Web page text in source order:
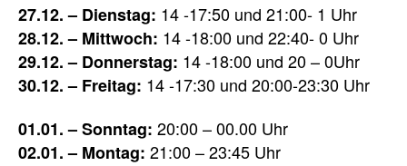
27.12. – Dienstag: 14 -17:50 und 21:00- 1 Uhr
28.12. – Mittwoch: 14 -18:00 und 22:40- 0 Uhr
29.12. – Donnerstag: 14 -18:00 und 20 – 0Uhr
30.12. – Freitag: 14 -17:30 und 20:00-23:30 Uhr
01.01. – Sonntag: 20:00 – 00.00 Uhr
02.01. – Montag: 21:00 – 23:45 Uhr